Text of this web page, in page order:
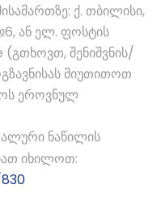
ქ. თბილისი,
ან ელ. ფოსტის
(გთხოვთ, შენიშვნის/
მიუთითოთ
ეროვნულ
ნაწილის
იხილოთ: